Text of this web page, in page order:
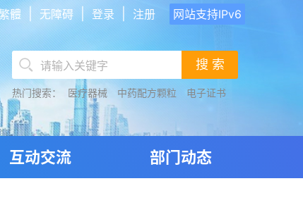
體 无障碍 登录 注册 网站支持IPv6
搜 索
热门搜索： 医疗器械 中药配方颗粒 电子证书
互动交流 部门动态